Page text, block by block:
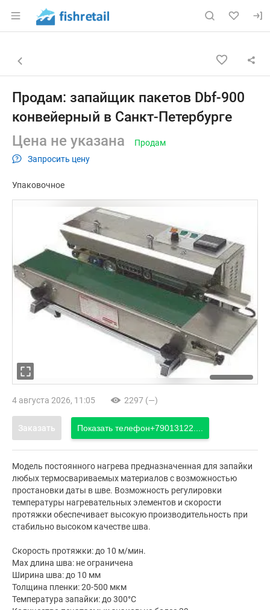
Раздел навигации по сайту fishretail.ru
Объявление: Продам:
Навигация и управление объявлением
Назад к списку объявлений
Продам: запайщик пакетов Dbf-900
конвейерный в Санкт-Петербурге
Цена не указана
Запросить цену
Продам
Упаковочное
4 августа 2026, 11:05 2297 (—)
Заказать Показать телефон+79013122....
Модель постоянного нагрева предназначенная для запайки
любых термосвариваемых материалов с возможностью
простановки даты в шве. Возможность регулировки
температуры нагревательных элементов и скорости
протяжки обеспечивает высокую производительность при
стабильно высоком качестве шва.
Скорость протяжки: до 10 м/мин.
Мах длина шва: не ограничена
Ширина шва: до 10 мм
Толщина пленки: 20-500 мкм
Температура запайки: до 300°C